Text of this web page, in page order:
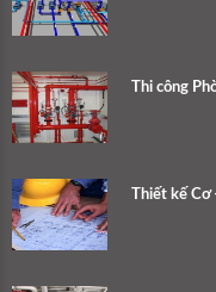
Thi công
Thiết kế Cơ